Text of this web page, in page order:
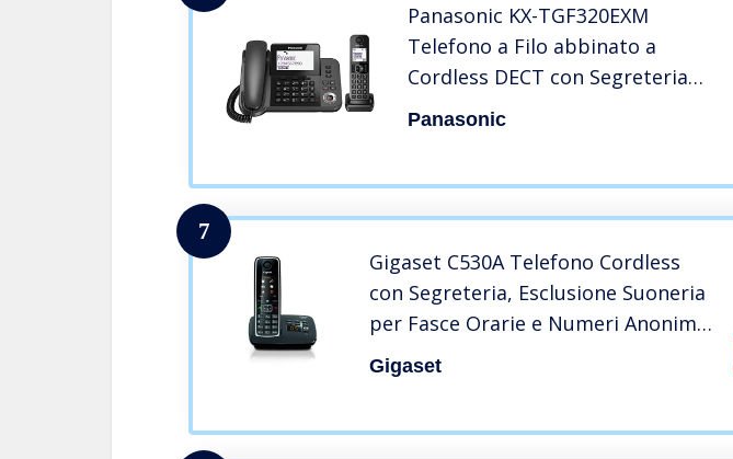
Panasonic KX-TGF320EXM
Telefono a Filo abbinato a
Cordless DECT con Segreteria
Telefonica, LCD Monocromatico
Panasonic
7
Gigaset C530A Telefono Cordless
con Segreteria, Esclusione Suoneria
per Fasce Orarie e Numeri Anonimi,
Nero [Versione Italiana]
Gigaset